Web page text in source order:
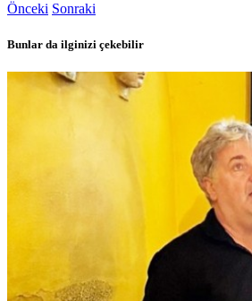
Önceki Sonraki
Bunlar da ilginizi çekebilir